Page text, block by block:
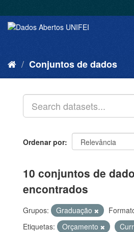
Conjuntos de dados
Ordenar por
10 conjuntos de
encontrados
Grupos: Graduação
Etiquetas:
Orçamento